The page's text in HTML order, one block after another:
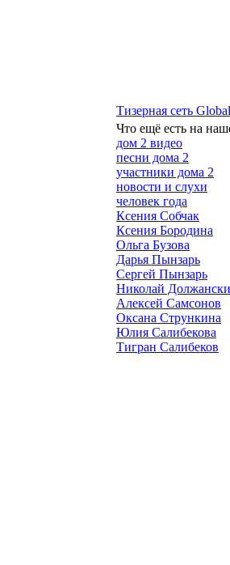
Тизерная сеть
Что ещё есть на
дом 2 видео
песни дома 2
участники дома 2
новости и слухи
человек года
Ксения Собчак
Ксения Бородина
Ольга Бузова
Дарья Пынзарь
Сергей Пынзарь
Николай
Алексей Самсонов
Оксана Стрункина
Юлия Салибекова
Тигран Салибеков